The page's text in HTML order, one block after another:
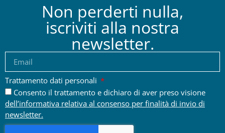
Non perderti nulla,
iscriviti alla nostra
newsletter.
Trattamento dati personali
Consento il trattamento e dichiaro di aver preso visione
dell’informativa relativa al consenso per finalità di invio di
newsletter.